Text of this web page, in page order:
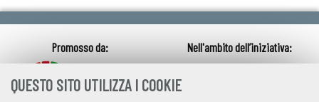
QUESTO SITO UTILIZZA I COOKIE